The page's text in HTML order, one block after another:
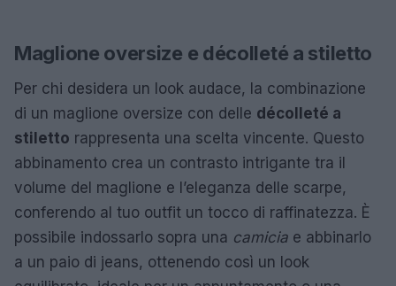
Maglione oversize e décolleté a stiletto
Per chi desidera un look audace, la combinazione
di un maglione oversize con delle décolleté a
stiletto rappresenta una scelta vincente. Questo
abbinamento crea un contrasto intrigante tra il
volume del maglione e l’eleganza delle scarpe,
conferendo al tuo outfit un tocco di raffinatezza. È
possibile indossarlo sopra una camicia e abbinarlo
a un paio di jeans, ottenendo così un look